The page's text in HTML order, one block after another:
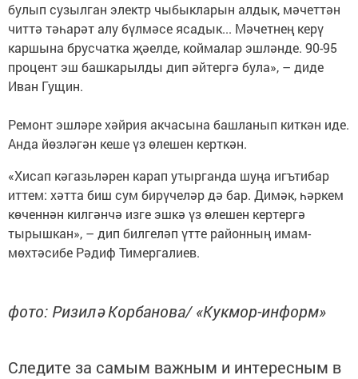
булып сузылган электр чыбыкларын алдык, мәчеттән
читтә тәһарәт алу бүлмәсе ясадык... Мәчетнең керү
каршына брусчатка җәелде, коймалар эшләнде. 90-95
процент эш башкарылды дип әйтергә була», – диде
Иван Гущин.
Ремонт эшләре хәйрия акчасына башланып киткән иде.
Анда йөзләгән кеше үз өлешен керткән.
«Хисап кәгазьләрен карап утырганда шуңа игътибар
иттем: хәтта биш сум бирүчеләр дә бар. Димәк, һәркем
көченнән килгәнчә изге эшкә үз өлешен кертергә
тырышкан», – дип билгеләп үтте районның имам-
мөхтәсибе Рәдиф Тимергалиев.
фото: Ризилә Корбанова/ «Кукмор-информ»
Следите за самым важным и интересным в